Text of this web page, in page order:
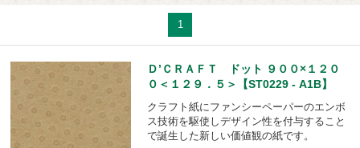
1
Ｄ’ＣＲＡＦＴ ドット ９００×１２０
０＜１２９．５＞【ST0229 - A1B】
クラフト紙にファンシーペーパーのエンボ
ス技術を駆使しデザイン性を付与すること
で誕生した新しい価値観の紙です。